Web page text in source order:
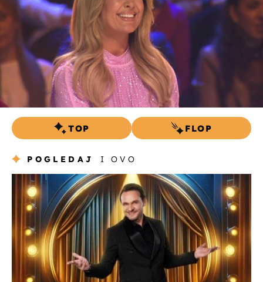
TOP FLOP
POGLEDAJ I OVO